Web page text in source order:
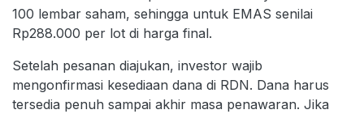
100 lembar saham, sehingga untuk EMAS senilai
Rp288.000 per lot di harga final.
Setelah pesanan diajukan, investor wajib
mengonfirmasi kesediaan dana di RDN. Dana harus
tersedia penuh sampai akhir masa penawaran. Jika